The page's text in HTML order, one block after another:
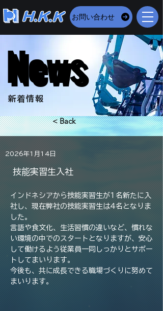
お問い合わせ
News
News
​新着情報
< Back
2026年1月14日
技能実習生入社
インドネシアから技能実習生が1名新たに入
社し、現在弊社の技能実習生は4名となりま
した。
言語や食文化、生活習慣の違いなど、慣れな
い環境の中でのスタートとなりますが、安心
して働けるよう従業員一同しっかりとサポー
トしてまいります。
今後も、共に成長できる職場づくりに努めて
まいります。